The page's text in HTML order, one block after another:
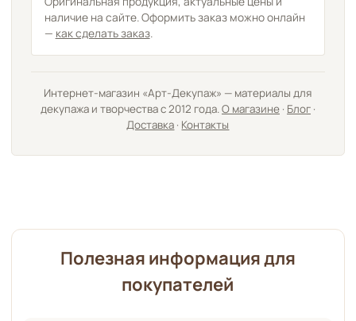
наличие на сайте. Оформить заказ можно онлайн
— как сделать заказ.
Интернет-магазин «Арт-Декупаж» — материалы для
декупажа и творчества с 2012 года.О магазине· Блог·
Доставка · Контакты
Полезная информация для
покупателей